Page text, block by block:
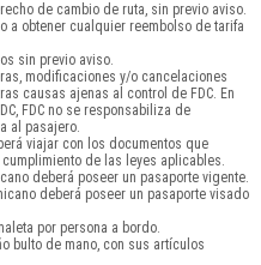
de cambio de ruta, sin previo aviso.
a obtener cualquier reembolso de tarifa
sin previo aviso.
modificaciones y/o cancelaciones
causas ajenas al control de FDC. En
FDC no se responsabiliza de
al pasajero.
viajar con los documentos que
de las leyes aplicables.
deberá poseer un pasaporte vigente.
deberá poseer un pasaporte visado
por persona a bordo.
bulto de mano, con sus artículos